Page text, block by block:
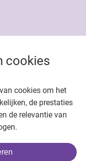
cookies
cookies om het
de prestaties
de relevantie van
voorbehouden.